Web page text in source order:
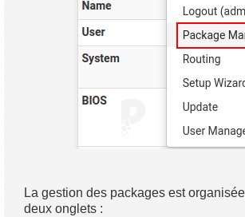
La gestion des packages est
deux onglets :